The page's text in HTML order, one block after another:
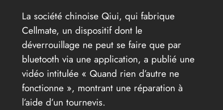
La société chinoise Qiui, qui fabrique
Cellmate, un dispositif dont le
déverrouillage ne peut se faire que par
bluetooth via une application, a publié une
vidéo intitulée « Quand rien d’autre ne
fonctionne », montrant une réparation à
l’aide d’un tournevis.